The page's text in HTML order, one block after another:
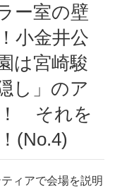
ー室の壁
小金井公
は宮崎駿
し」のア
！ それを
(No.4)
ィアで会場を説明